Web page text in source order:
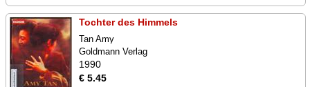
Tochter des Himmels
Tan Amy
Goldmann Verlag
1990
€ 5.45